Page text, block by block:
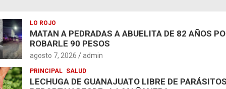
LO ROJO
MATAN A PEDRADAS A ABUELITA DE 82 AÑOS
ROBARLE 90 PESOS
agosto 7, 2026 admin
PRINCIPAL SALUD
LECHUGA DE GUANAJUATO LIBRE DE